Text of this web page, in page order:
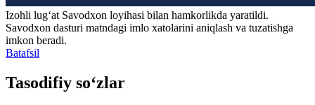
Izohli lugʻat Savodxon loyihasi bilan hamkorlikda yaratildi.
Savodxon dasturi matndagi imlo xatolarini aniqlash va tuzatishga
imkon beradi.
Batafsil
Tasodifiy so‘zlar